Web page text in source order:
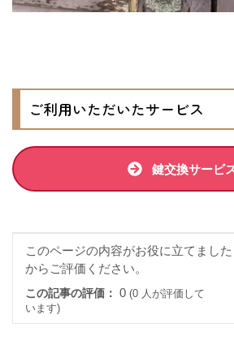
ご利用いただいたサービス
鍵交換サービ
このページの内容がお役に立てまし
からご評価ください。
この記事の評価： 0 (0 人が評価して
います)